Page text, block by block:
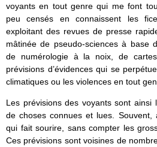
voyants en tout genre qui me font
peu censés en connaissent les
exploitant des revues de presse
mâtinée de pseudo-sciences à base
de numérologie à la noix, de
prévisions d’évidences qui se
climatiques ou les violences en tout
Les prévisions des voyants sont ainsi
de choses connues et lues. Souvent,
qui fait sourire, sans compter les
Ces prévisions sont voisines de